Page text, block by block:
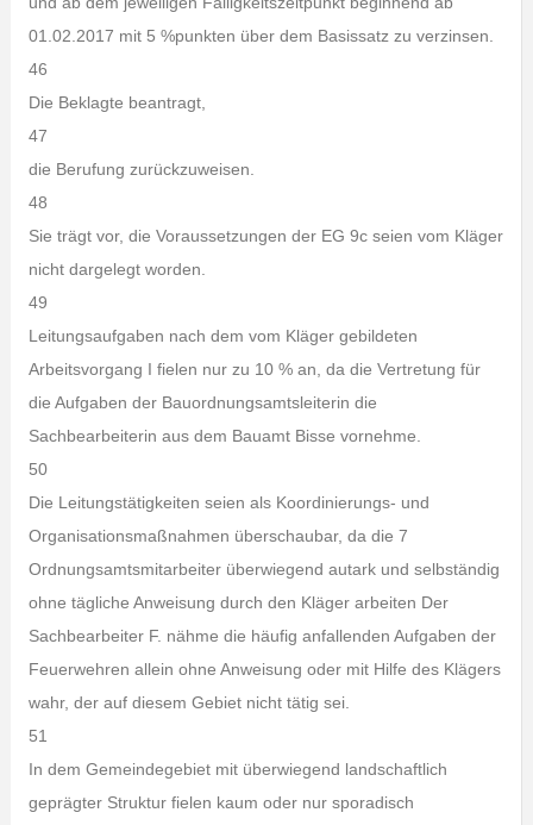
01.02.2017 mit 5 %punkten über dem Basissatz zu verzinsen.
46
Die Beklagte beantragt,
47
die Berufung zurückzuweisen.
48
Sie trägt vor, die Voraussetzungen der EG 9c seien vom Kläger
nicht dargelegt worden.
49
Leitungsaufgaben nach dem vom Kläger gebildeten
Arbeitsvorgang I fielen nur zu 10 % an, da die Vertretung für
die Aufgaben der Bauordnungsamtsleiterin die
Sachbearbeiterin aus dem Bauamt Bisse vornehme.
50
Die Leitungstätigkeiten seien als Koordinierungs- und
Organisationsmaßnahmen überschaubar, da die 7
Ordnungsamtsmitarbeiter überwiegend autark und selbständig
ohne tägliche Anweisung durch den Kläger arbeiten Der
Sachbearbeiter F. nähme die häufig anfallenden Aufgaben der
Feuerwehren allein ohne Anweisung oder mit Hilfe des Klägers
wahr, der auf diesem Gebiet nicht tätig sei.
51
In dem Gemeindegebiet mit überwiegend landschaftlich
geprägter Struktur fielen kaum oder nur sporadisch